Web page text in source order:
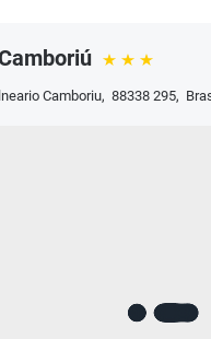
Camboriu, 88338 295,